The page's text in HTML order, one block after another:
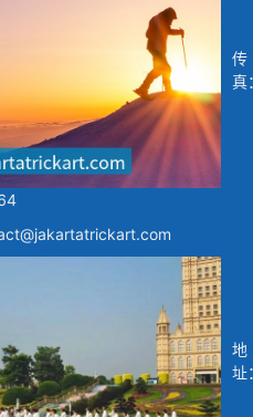
传
真：
地
址：